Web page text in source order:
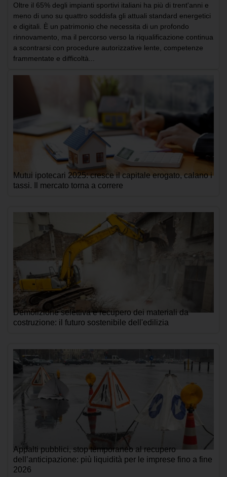
Oltre il 65% degli impianti sportivi italiani ha più di trent'anni e
meno di uno su quattro soddisfa gli attuali standard energetici
e digitali. È un patrimonio che necessita di un profondo
rinnovamento, ma il percorso verso la riqualificazione continua
a scontrarsi con procedure autorizzative lente, competenze
frammentate e difficoltà...
Mutui ipotecari 2025: cresce il capitale erogato, calano i
tassi. Il mercato torna a correre
Demolizione selettiva e recupero dei materiali da
costruzione: il futuro sostenibile dell'edilizia
Appalti pubblici, stop temporaneo al recupero
dell’anticipazione: più liquidità per le imprese fino a fine
2026